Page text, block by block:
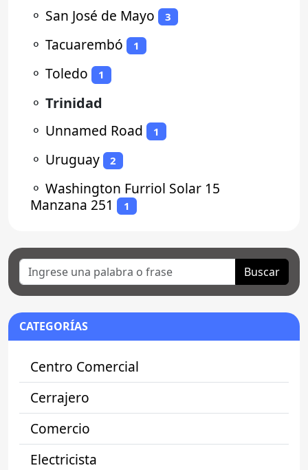
⚬ San José de Mayo 3
⚬ Tacuarembó 1
⚬ Toledo 1
⚬ Trinidad
⚬ Unnamed Road 1
⚬ Uruguay 2
⚬ Washington Furriol Solar 15
Manzana 251
1
Buscar
CATEGORÍAS
Centro Comercial
Cerrajero
Comercio
Electricista